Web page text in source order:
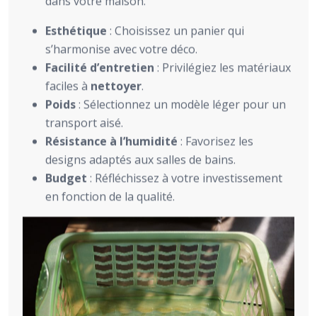
Esthétique : Choisissez un panier qui
s’harmonise avec votre déco.
Facilité d’entretien : Privilégiez les matériaux
faciles à nettoyer.
Poids: Sélectionnez un modèle léger pour un
transport aisé.
Résistance à l’humidité : Favorisez les
designs adaptés aux salles de bains.
Budget : Réfléchissez à votre investissement
en fonction de la qualité.